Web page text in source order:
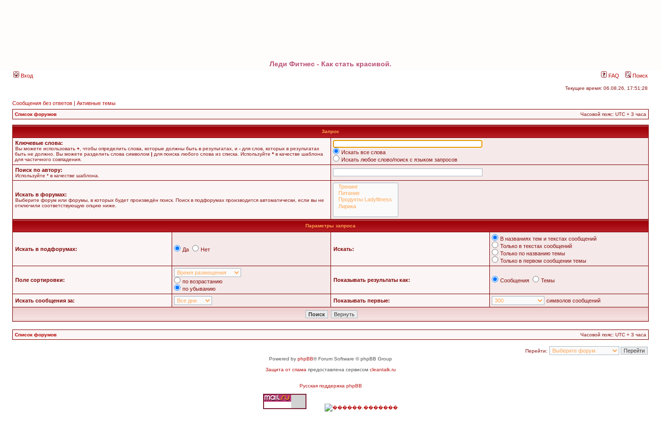
Леди Фитнес - Как стать красивой.
Вход FAQ Поиск
Текущее время: 06.08.26, 17:51:28
Сообщения без ответов | Активные темы
Список форумов Часовой пояс: UTC + 3 часа
Запрос
Ключевые слова:
Вы можете использовать + , чтобы определить слова, которые должны быть в результатах, и - для слов, которых в результатах
быть не должно. Вы можете разделить слова символом | для поиска любого слова из списка. Используйте * в качестве шаблона
для частичного совпадения.
Искать все слова
Искать любое слово/поиск с языком запросов
Поиск по автору:
Используйте * в качестве шаблона.
Искать в форумах:
Выберите форум или форумы, в которых будет произведён поиск. Поиск в подфорумах производится автоматически, если вы не
отключили соответствующую опцию ниже.
Параметры запроса
Искать в подфорумах: Да Нет Искать:
В названиях тем и текстах сообщений
Только в текстах сообщений
Только по названию темы
Только в первом сообщении темы
Поле сортировки:
по возрастанию
по убыванию
Показывать результаты как: Сообщения Темы
Искать сообщения за: Показывать первые: символов сообщений
Список форумов Часовой пояс: UTC + 3 часа
Перейти:
Powered by phpBB® Forum Software © phpBB Group
Защита от спама предоставлена сервисом cleantalk.ru
Русская поддержка phpBB